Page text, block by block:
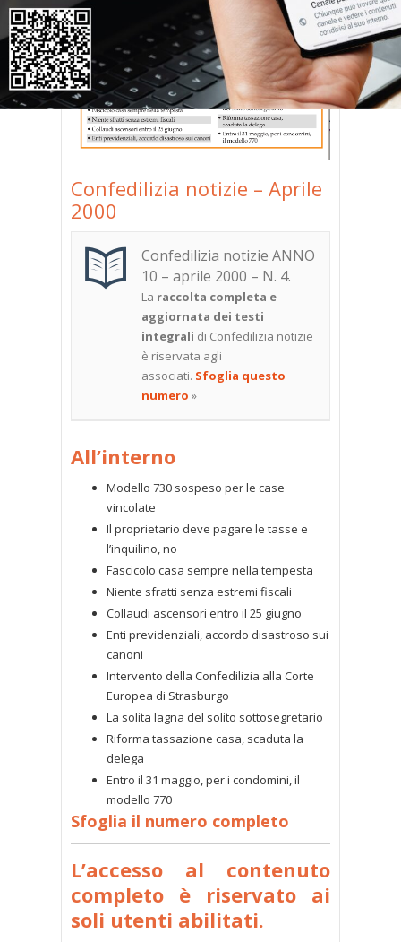
Confedilizia notizie – Aprile
2000
Confedilizia notizie ANNO
10 – aprile 2000 – N. 4.
La raccolta completa e
aggiornata dei testi
integrali di Confedilizia notizie
è riservata agli
associati. Sfoglia questo
numero »
All’interno
Modello 730 sospeso per le case
vincolate
Il proprietario deve pagare le tasse e
l’inquilino, no
Fascicolo casa sempre nella tempesta
Niente sfratti senza estremi fiscali
Collaudi ascensori entro il 25 giugno
Enti previdenziali, accordo disastroso sui
canoni
Intervento della Confedilizia alla Corte
Europea di Strasburgo
La solita lagna del solito sottosegretario
Riforma tassazione casa, scaduta la
delega
Entro il 31 maggio, per i condomini, il
modello 770
Sfoglia il numero completo
L’accesso al contenuto
completo è riservato ai
soli utenti abilitati.